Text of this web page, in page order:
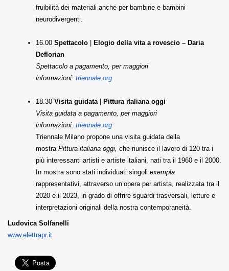
fruibilità dei materiali anche per bambine e bambini
neurodivergenti.
16.00 Spettacolo | Elogio della vita a rovescio – Daria
Deflorian
Spettacolo a pagamento, per maggiori
informazioni: triennale.org
18.30 Visita guidata | Pittura italiana oggi
Visita guidata a pagamento, per maggiori
informazioni: triennale.org
Triennale Milano propone una visita guidata della
mostra Pittura italiana oggi, che riunisce il lavoro di 120 tra i
più interessanti artisti e artiste italiani, nati tra il 1960 e il 2000.
In mostra sono stati individuati singoli exempla
rappresentativi, attraverso un’opera per artista, realizzata tra il
2020 e il 2023, in grado di offrire sguardi trasversali, letture e
interpretazioni originali della nostra contemporaneità.
Ludovica Solfanelli
www.elettrapr.it